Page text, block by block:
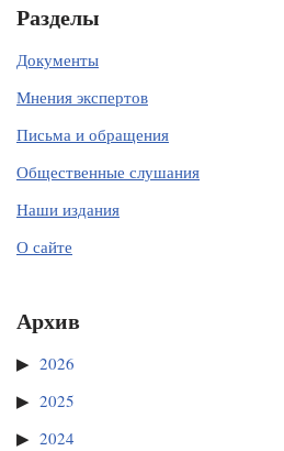
Разделы
Документы
Мнения экспертов
Письма и обращения
Общественные слушания
Наши издания
О сайте
Архив
2026
2025
2024